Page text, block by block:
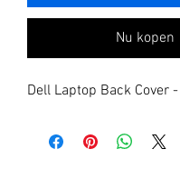
Nu kopen
Dell Laptop Back Cover